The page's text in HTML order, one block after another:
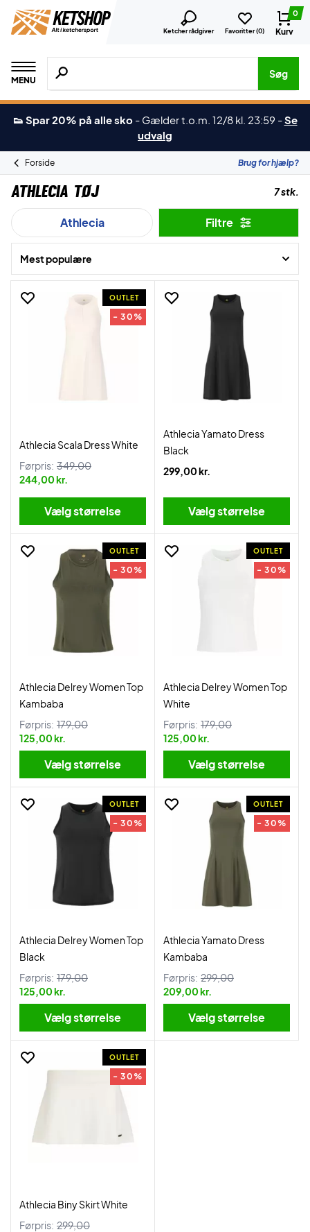
Ketcher rådgiver Favoritter (0)
0
Kurv
MENU
Søg efter produkter, mærker etc.
Søg
👟 Spar 20% på alle sko - Gælder t.o.m. 12/8 kl. 23:59 -Se
udvalg
Forside Brug for hjælp?
Athlecia Tøj 7 stk.
Athlecia Filtre
Mest populære
OUTLET
- 30%
Athlecia Scala Dress White
Førpris: 349,00
244,00 kr.
Vælg størrelse
Athlecia Yamato Dress
Black
299,00 kr.
Vælg størrelse
OUTLET
- 30%
Athlecia Delrey Women Top
Kambaba
Førpris: 179,00
125,00 kr.
Vælg størrelse
OUTLET
- 30%
Athlecia Delrey Women Top
White
Førpris: 179,00
125,00 kr.
Vælg størrelse
OUTLET
- 30%
Athlecia Delrey Women Top
Black
Førpris: 179,00
125,00 kr.
Vælg størrelse
OUTLET
- 30%
Athlecia Yamato Dress
Kambaba
Førpris: 299,00
209,00 kr.
Vælg størrelse
OUTLET
- 30%
Athlecia Biny Skirt White
Førpris: 299,00